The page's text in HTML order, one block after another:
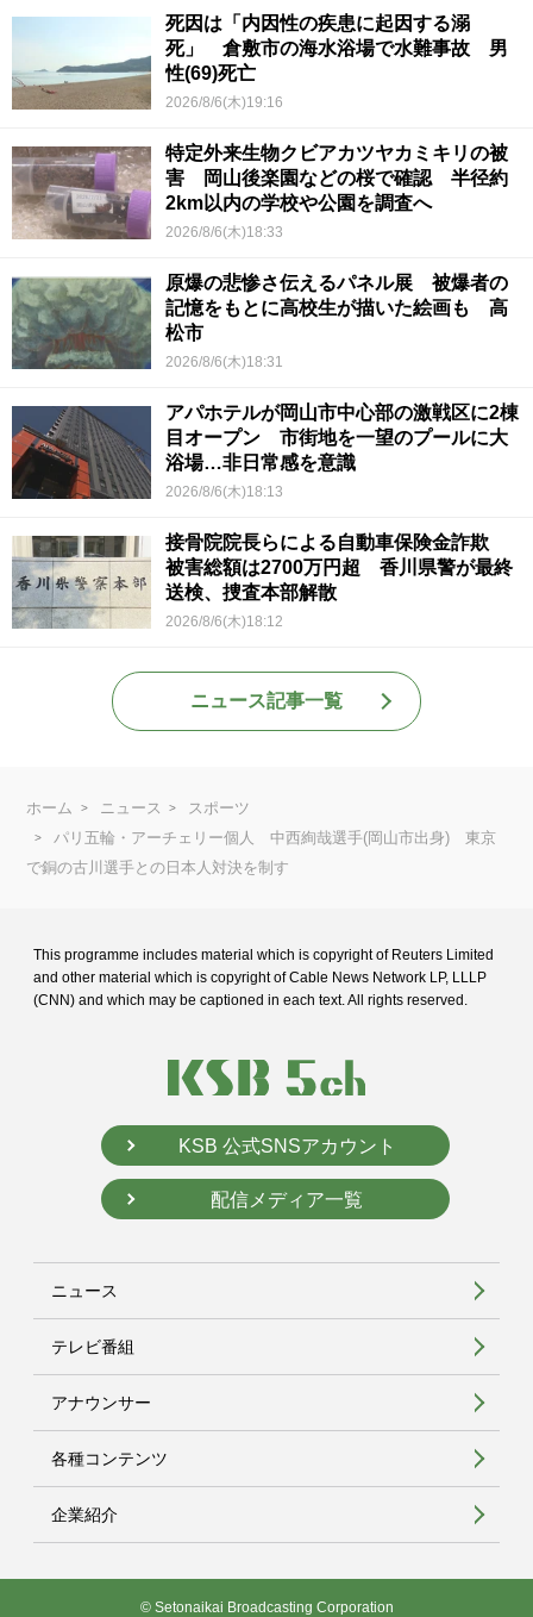
死因は「内因性の疾患に起因する溺
死」 倉敷市の海水浴場で水難事故 男
性(69)死亡
2026/8/6(木)19:16
特定外来生物クビアカツヤカミキリの被
害 岡山後楽園などの桜で確認 半径約
2km以内の学校や公園を調査へ
2026/8/6(木)18:33
原爆の悲惨さ伝えるパネル展 被爆者の
記憶をもとに高校生が描いた絵画も 高
松市
2026/8/6(木)18:31
アパホテルが岡山市中心部の激戦区に2棟
目オープン 市街地を一望のプールに大
浴場…非日常感を意識
2026/8/6(木)18:13
接骨院院長らによる自動車保険金詐欺
被害総額は2700万円超 香川県警が最終
送検、捜査本部解散
2026/8/6(木)18:12
ニュース記事一覧
ホーム ニュース
スポーツ
パリ五輪・アーチェリー個人 中西絢哉選手(岡山市出身) 東京
で銅の古川選手との日本人対決を制す
This programme includes material which is copyright of Reuters Limited
and other material which is copyright of Cable News Network LP, LLLP
(CNN) and which may be captioned in each text. All rights reserved.
KSB 公式SNSアカウント
配信メディア一覧
ニュース
テレビ番組
アナウンサー
各種コンテンツ
企業紹介
© Setonaikai Broadcasting Corporation